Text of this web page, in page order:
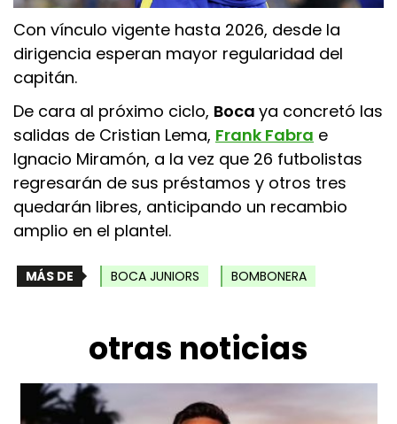
Con vínculo vigente hasta 2026, desde la
dirigencia esperan mayor regularidad del
capitán.
De cara al próximo ciclo, Boca ya concretó las
salidas de Cristian Lema, Frank Fabra e
Ignacio Miramón, a la vez que 26 futbolistas
regresarán de sus préstamos y otros tres
quedarán libres, anticipando un recambio
amplio en el plantel.
MÁS DE BOCA JUNIORS BOMBONERA
otras noticias